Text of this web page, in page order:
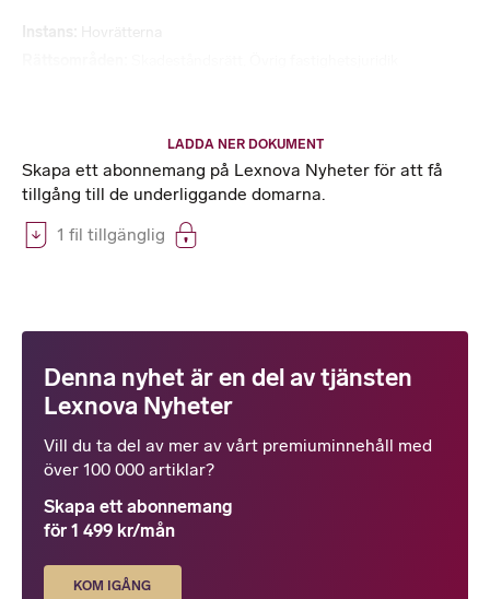
Hovrätterna
LADDA NER DOKUMENT
Skapa ett abonnemang på Lexnova Nyheter för att få
tillgång till de underliggande domarna.
1 fil tillgänglig
Denna nyhet är en del av tjänsten
Lexnova Nyheter
Vill du ta del av mer av vårt premiuminnehåll med
över 100 000 artiklar?
Skapa ett abonnemang
för 1 499 kr/mån
KOM IGÅNG